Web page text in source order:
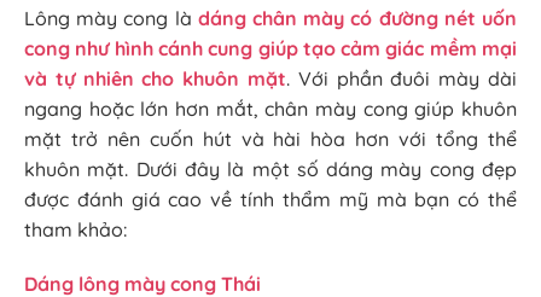
Lông mày cong là dáng chân mày có đường nét uốn
cong như hình cánh cung giúp tạo cảm giác mềm mại
và tự nhiên cho khuôn mặt. Với phần đuôi mày dài
ngang hoặc lớn hơn mắt, chân mày cong giúp khuôn
mặt trở nên cuốn hút và hài hòa hơn với tổng thể
khuôn mặt. Dưới đây là một số dáng mày cong đẹp
được đánh giá cao về tính thẩm mỹ mà bạn có thể
tham khảo:
Dáng lông mày cong Thái